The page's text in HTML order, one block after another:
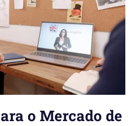
o Mercado de